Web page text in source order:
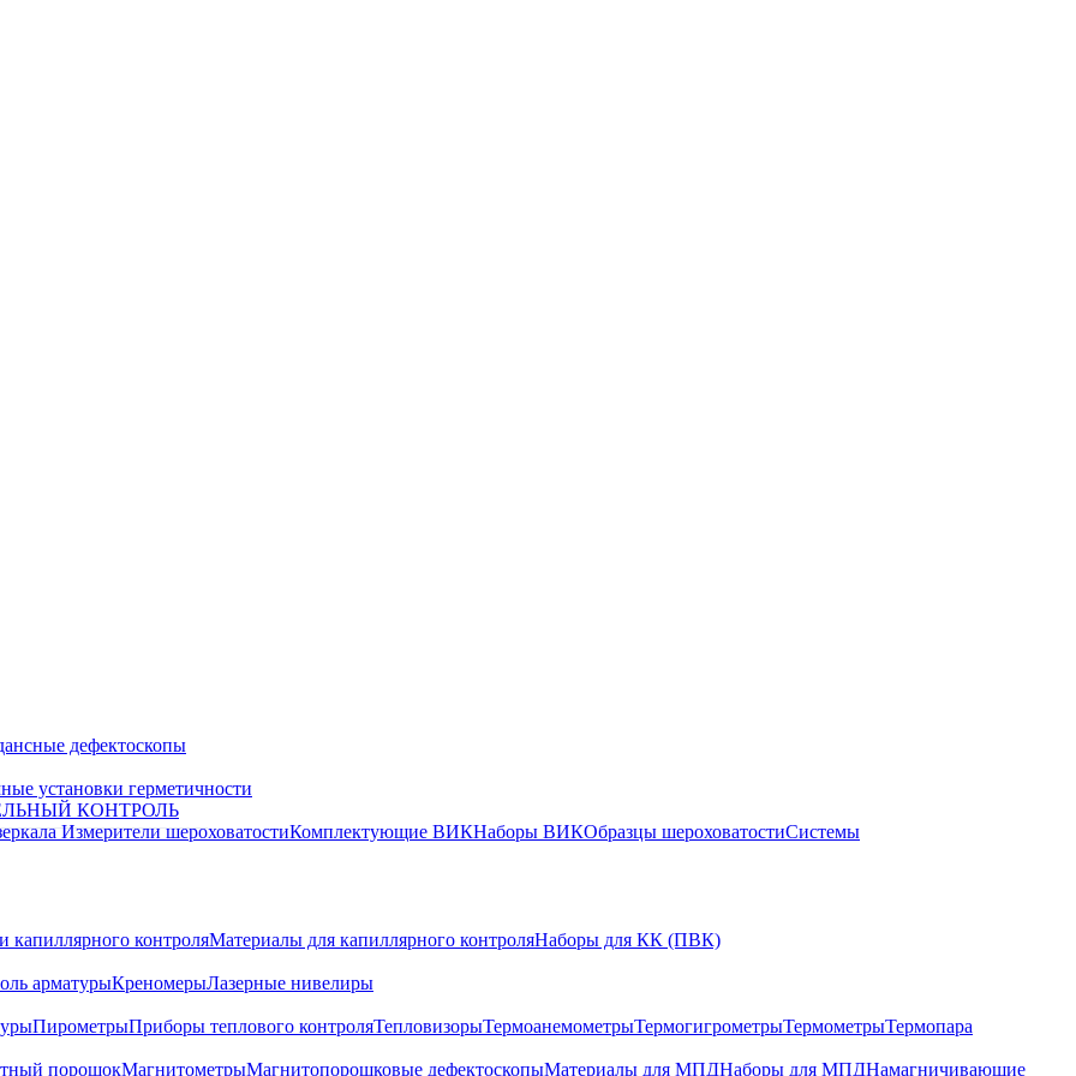
дефектоскопы
установки герметичности
КОНТРОЛЬ
Измерители шероховатостиКомплектующие ВИКНаборы ВИКОбразцы шероховатостиСистемы
капиллярного контроляМатериалы для капиллярного контроляНаборы для КК (ПВК)
арматурыКреномерыЛазерные нивелиры
ПирометрыПриборы теплового контроляТепловизорыТермоанемометрыТермогигрометрыТермометрыТермопара
порошокМагнитометрыМагнитопорошковые дефектоскопыМатериалы для МПДНаборы для МПДНамагничивающие